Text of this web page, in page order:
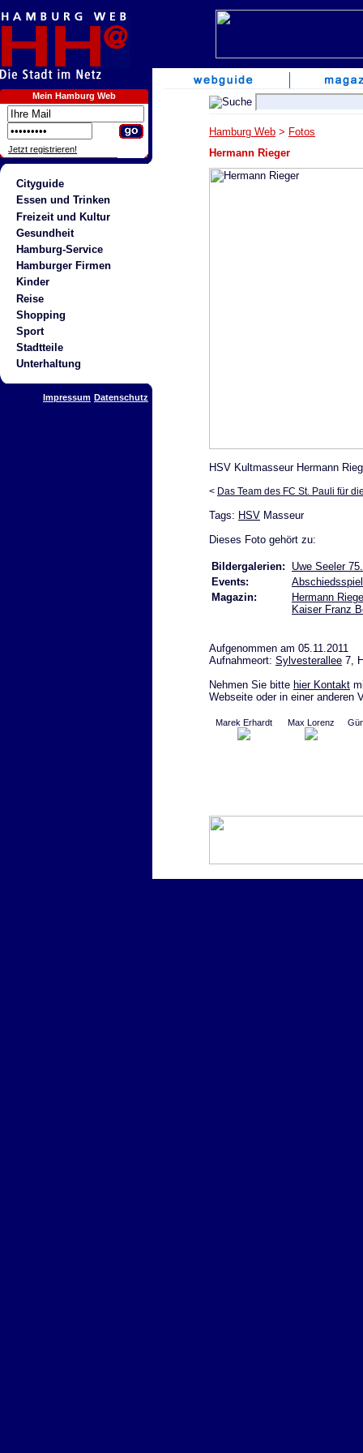
Mein Hamburg Web
Jetzt registrieren!
Cityguide
Essen und Trinken
Freizeit und Kultur
Gesundheit
Hamburg-Service
Hamburger Firmen
Kinder
Reise
Shopping
Sport
Stadtteile
Unterhaltung
Impressum Datenschutz
Hamburg Web > Fotos
Hermann Rieger
HSV Kultmasseur Hermann
< Das Team des FC St. Pauli für
Tags: HSV Masseur
Dieses Foto gehört zu:
Bildergalerien:
Uwe Seeler
Events:
Magazin:
Hermann
Kaiser Franz
Aufgenommen am 05.11.2011
Aufnahmeort: Sylvesterallee 7,
Nehmen Sie bitte hier Kontakt
Webseite oder in einer anderen
Marek Erhardt Max Lorenz